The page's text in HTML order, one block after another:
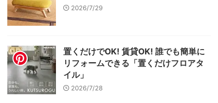
2026/7/29
置くだけでOK! 賃貸OK! 誰でも簡単に
リフォームできる「置くだけフロアタ
イル」
2026/7/28